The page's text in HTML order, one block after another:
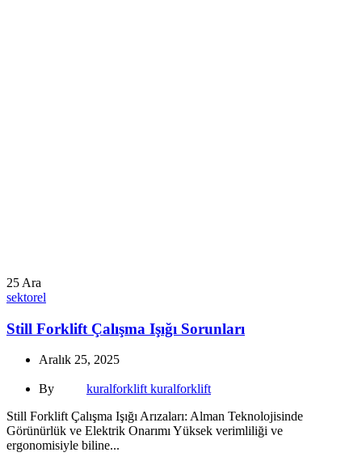
25 Ara
sektorel
Still Forklift Çalışma Işığı Sorunları
Aralık 25, 2025
By
kuralforklift kuralforklift
Still Forklift Çalışma Işığı Arızaları: Alman Teknolojisinde
Görünürlük ve Elektrik Onarımı Yüksek verimliliği ve
ergonomisiyle biline...